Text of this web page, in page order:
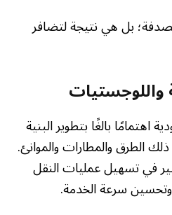
بل هي نتيجة لتضافر
واللوجستيات
اهتمامًا بالغًا بتطوير البنية
الطرق والمطارات والموانئ.
في تسهيل عمليات النقل
وتحسين سرعة الخدمة.